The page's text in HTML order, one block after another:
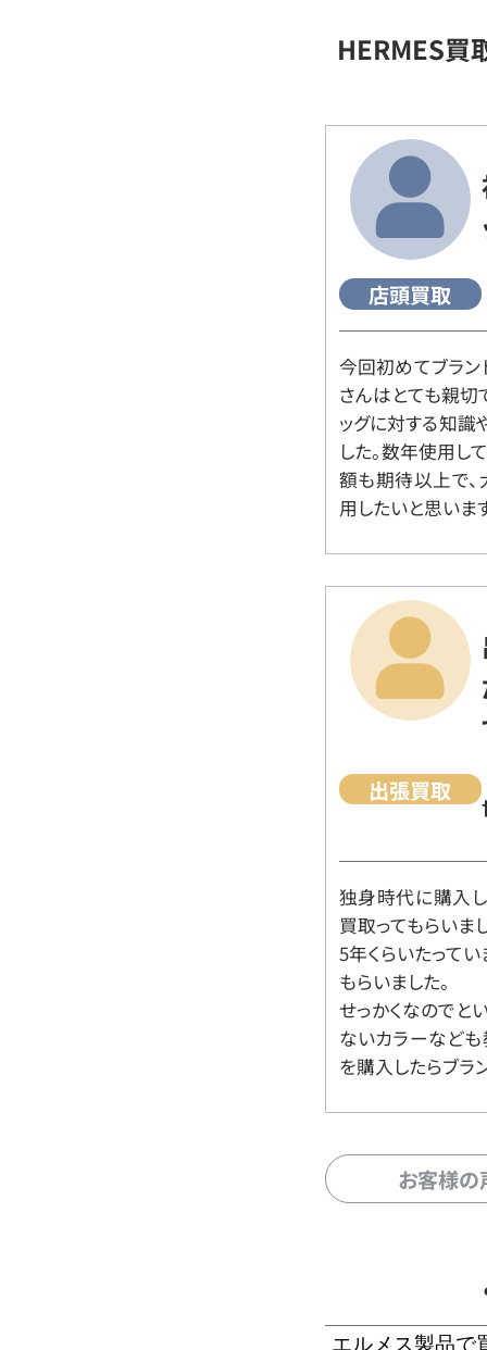
HERMES買
店頭買取
今回初めてブラン
さんはとても親切
ッグに対する知識
した。数年使用し
額も期待以上で、
用したいと思いま
出張買取
独身時代に購入
買取ってもらいま
5年くらいたって
もらいました。
せっかくなのでと
ないカラーなども
を購入したらブラ
お客様
エルメス製品で